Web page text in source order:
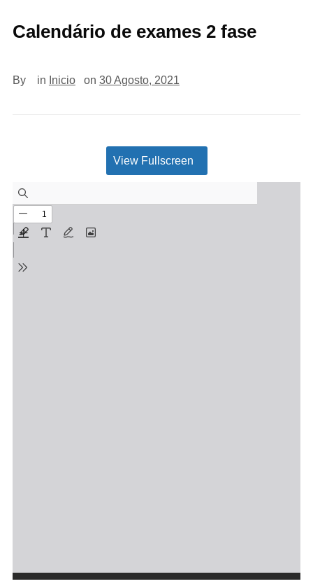
Calendário de exames 2 fase
By in Inicio on 30 Agosto, 2021
View Fullscreen